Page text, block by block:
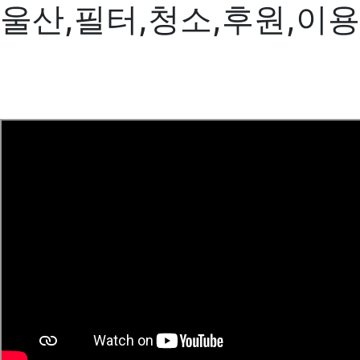
울산,필터,청소,후원,이